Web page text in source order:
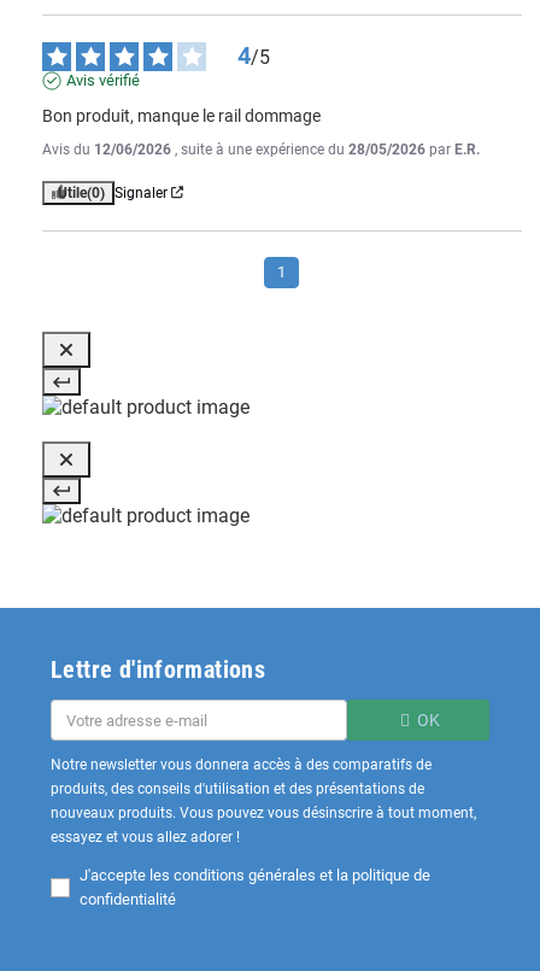
4/5
Avis vérifié
Bon produit, manque le rail dommage
Avis du 12/06/2026 , suite à une expérience du 28/05/2026 par E.R.
Utile(0) Signaler
1
Lettre d'informations
OK
Notre newsletter vous donnera accès à des comparatifs de
produits, des conseils d'utilisation et des présentations de
nouveaux produits. Vous pouvez vous désinscrire à tout moment,
essayez et vous allez adorer !
J'accepte les conditions générales et la politique de
confidentialité